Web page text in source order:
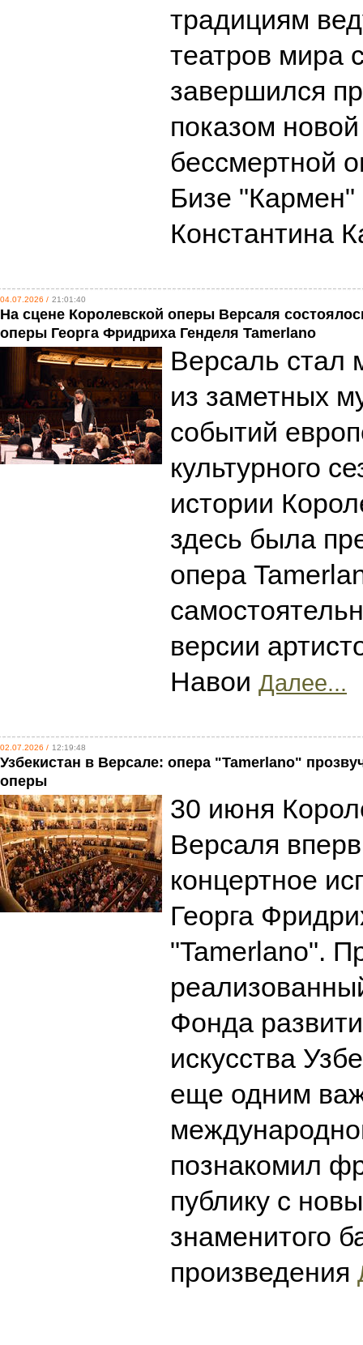
традициям
театров мира
завершился
показом
бессмертной
Бизе "Кармен"
Константина
04.07.2026 / 21:01:40
На сцене Королевской оперы Версаля
оперы Георга Фридриха Генделя Tamerlano
Версаль стал
из заметных
событий
культурного
истории
здесь была
опера
версии
Навои Далее...
02.07.2026 / 12:19:48
Узбекистан в Версале: опера "Tamerlano"
оперы
30 июня
Версаля
концертное
Георга
"Tamerlano".
Фонда
искусства
еще одним
познакомил
публику с
знаменитого
произведения